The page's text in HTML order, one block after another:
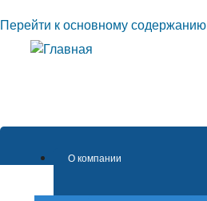
Перейти к основному содержанию
О компании